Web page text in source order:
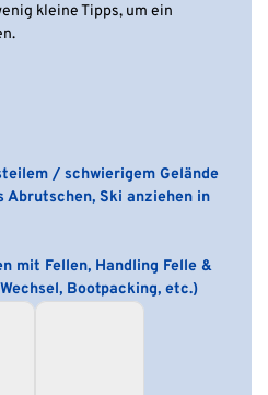
kleine Tipps, um ein
/ schwierigem Gelände
Ski anziehen in
mit Fellen, Handling Felle &
Bootpacking, etc.)